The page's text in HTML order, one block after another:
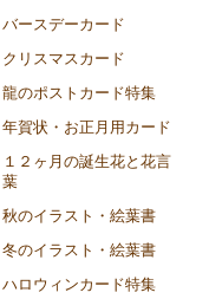
バースデーカード
クリスマスカード
龍のポストカード特集
年賀状・お正月用カード
１２ヶ月の誕生花と花言
葉
秋のイラスト・絵葉書
冬のイラスト・絵葉書
ハロウィンカード特集